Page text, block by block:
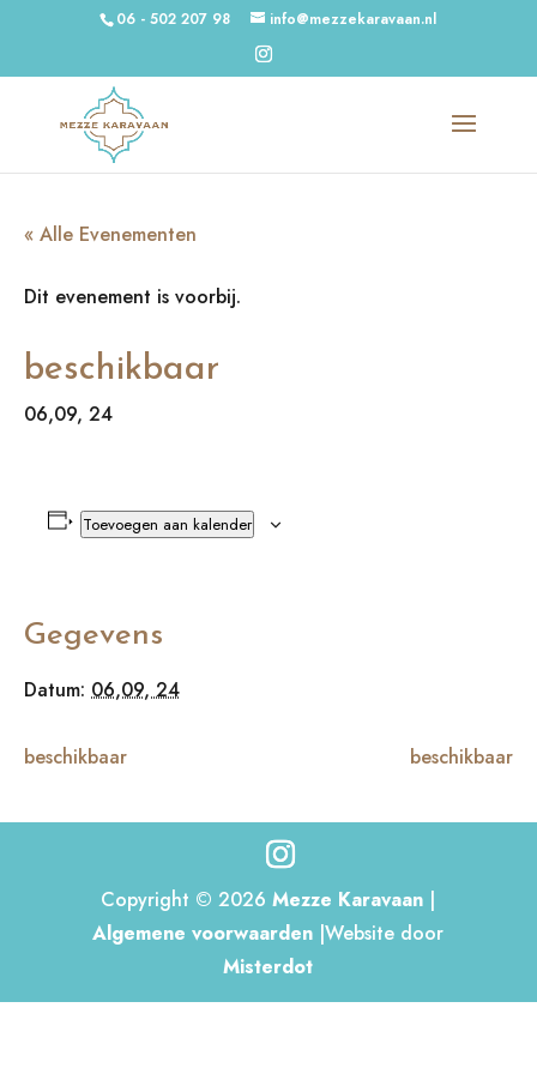
06 - 502 207 98 info@mezzekaravaan.nl
« Alle Evenementen
Dit evenement is voorbij.
beschikbaar
06,09, 24
Toevoegen aan kalender
Gegevens
Datum: 06,09, 24
beschikbaar beschikbaar
Copyright © 2026Mezze Karavaan |
Algemene voorwaarden |Website door
Misterdot